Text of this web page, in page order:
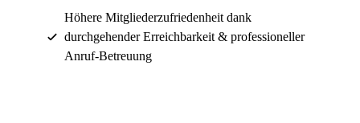
Höhere Mitgliederzufriedenheit dank
durchgehender Erreichbarkeit & professioneller
Anruf-Betreuung